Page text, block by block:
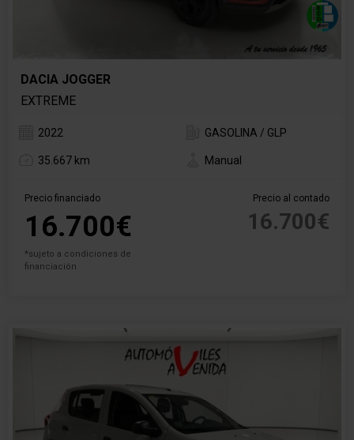
DACIA JOGGER
EXTREME
2022 GASOLINA / GLP
35.667 km Manual
Precio financiado
16.700€
*sujeto a condiciones de
financiación
Precio al contado
16.700€